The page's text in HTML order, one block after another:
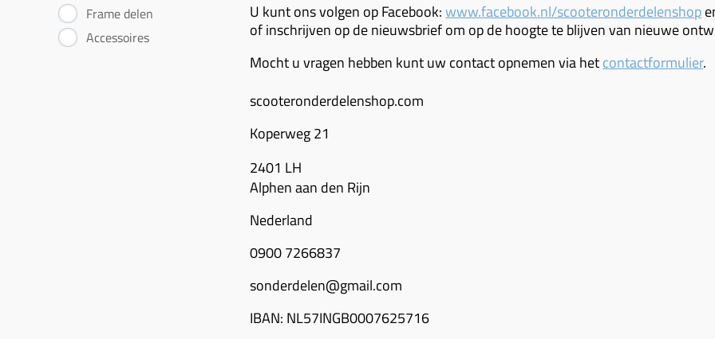
Frame delen
Accessoires
U kunt ons volgen op Facebook:www.facebook.nl/scooteronderdelenshop
of inschrijven op de nieuwsbrief om op de hoogte te blijven van nieuwe
Mocht u vragen hebben kunt uw contact opnemen via hetcontactformulier.
scooteronderdelenshop.com
Koperweg 21
2401 LH
Alphen aan den Rijn
Nederland
0900 7266837
sonderdelen@gmail.com
IBAN: NL57INGB0007625716